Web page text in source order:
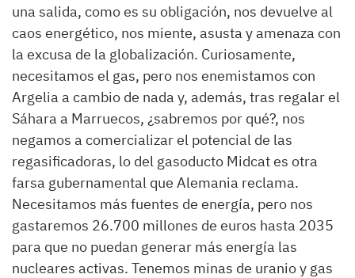
una salida, como es su obligación, nos devuelve al
caos energético, nos miente, asusta y amenaza con
la excusa de la globalización. Curiosamente,
necesitamos el gas, pero nos enemistamos con
Argelia a cambio de nada y, además, tras regalar el
Sáhara a Marruecos, ¿sabremos por qué?, nos
negamos a comercializar el potencial de las
regasificadoras, lo del gasoducto Midcat es otra
farsa gubernamental que Alemania reclama.
Necesitamos más fuentes de energía, pero nos
gastaremos 26.700 millones de euros hasta 2035
para que no puedan generar más energía las
nucleares activas. Tenemos minas de uranio y gas